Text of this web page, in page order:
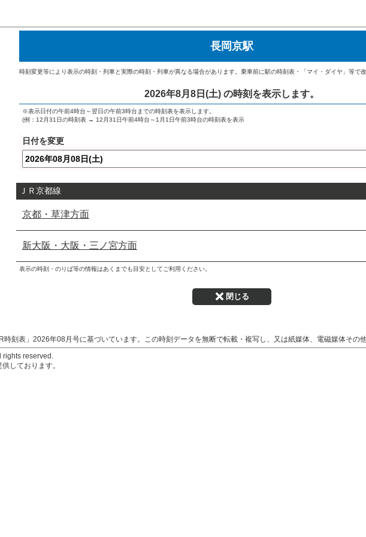
長岡京駅
時刻変更等により表示の時刻・列車と実際の時刻・列車が異なる場合があります。乗車前に駅の時刻表・「マイ・ダイヤ」等で改
2026年8月8日(土) の時刻を表示します。
日付を変更
※表示日付の午前4時台～翌日の午前3時台までの時刻表を表示します。
(例：12月31日の時刻表 → 12月31日午前4時台～1月1日午前3時台の時刻表を表示
ＪＲ京都線
京都・草津方面
新大阪・大阪・三ノ宮方面
表示の時刻・のりば等の情報はあくまでも目安としてご利用ください。
閉じる
刻表」 2026年08月号に基づいています。この時刻データを無断で転載・複写し、又は紙媒体、電磁媒体その
rights reserved.
しております。